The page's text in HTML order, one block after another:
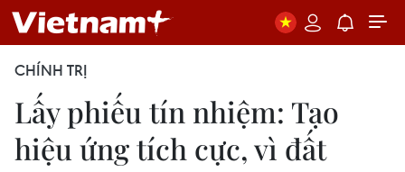
CHÍNH TRỊ
Lấy phiếu tín nhiệm: Tạo
hiệu ứng tích cực, vì đất